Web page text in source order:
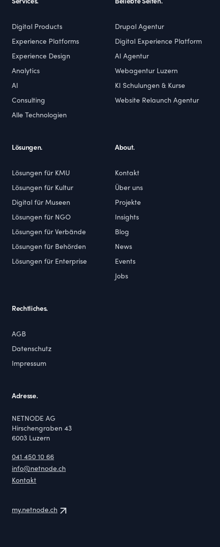
Services.
Digital Products
Experience Platforms
Experience Design
Analytics
AI
Consulting
Alle Technologien
Beliebte Seiten.
Drupal Agentur
Digital Experience Platform
AI Agentur
Webagentur Luzern
KI Schulungen & Kurse
Website Relaunch Agentur
Lösungen.
Lösungen für KMU
Lösungen für Kultur
Digital für Museen
Lösungen für NGO
Lösungen für Verbände
Lösungen für Behörden
Lösungen für Enterprise
About.
Kontakt
Über uns
Projekte
Insights
Blog
News
Events
Jobs
Rechtliches.
AGB
Datenschutz
Impressum
Adresse.
NETNODE AG
Hirschengraben 43
6003 Luzern
041 450 10 66
info@netnode.ch
Kontakt
my.netnode.ch